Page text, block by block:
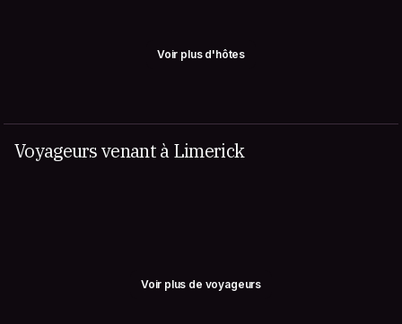
Voir plus d'hôtes
Voyageurs venant à Limerick
Voir plus de voyageurs